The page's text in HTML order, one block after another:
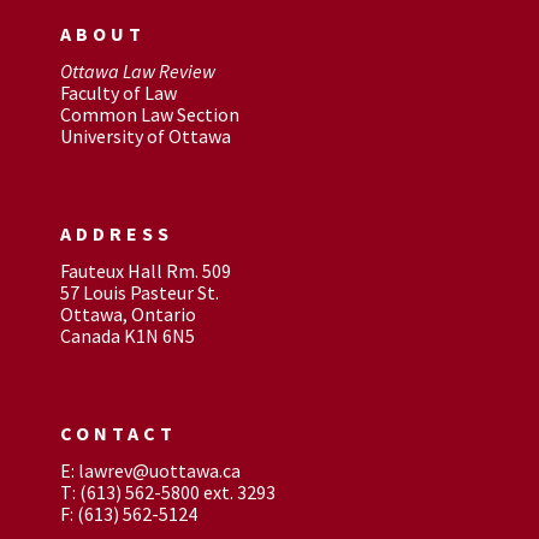
ABOUT
Ottawa Law Review
Faculty of Law
Common Law Section
University of Ottawa
ADDRESS
Fauteux Hall Rm. 509
57 Louis Pasteur St.
Ottawa, Ontario
Canada K1N 6N5
CONTACT
E: lawrev@uottawa.ca
T: (613) 562-5800 ext. 3293
F: (613) 562-5124